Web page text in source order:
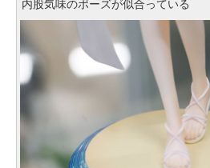
内股気味のポーズが似合っている